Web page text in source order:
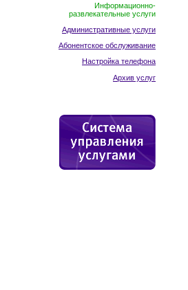
Информационно-
развлекательные услуги
Административные услуги
Абонентское обслуживание
Настройка телефона
Архив услуг